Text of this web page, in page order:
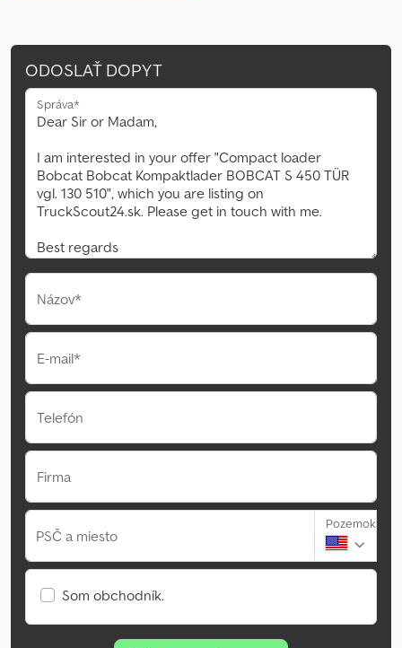
ODOSLAŤ DOPYT
Správa*
Názov*
E-mail*
Telefón
Firma
PSČ a miesto
Pozemok
Som obchodník.